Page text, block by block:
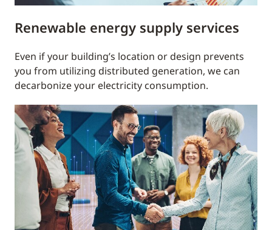
Renewable energy supply services
Even if your building’s location or design prevents
you from utilizing distributed generation, we can
decarbonize your electricity consumption.